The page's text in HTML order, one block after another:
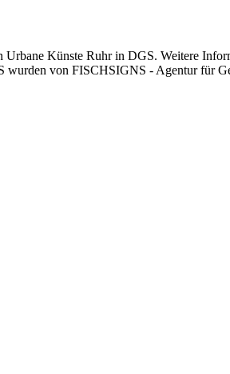
Künste Ruhr in DGS. Weitere
von FISCHSIGNS - Agentur für